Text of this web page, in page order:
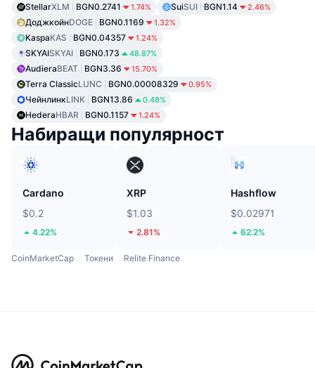
StellarXLM BGN0.2741 1.74% SuiSUI BGN1.14 2.46%
ДоджкойнDOGE BGN0.1169 1.32%
KaspaKAS BGN0.04357 1.24%
SKYAISKYAI BGN0.173 48.87%
AudieraBEAT BGN3.36 15.70%
Terra ClassicLUNC BGN0.00008329 0.95%
ЧейнлинкLINK BGN13.86 0.48%
HederaHBAR BGN0.1157 1.24%
Набиращи популярност
Cardano
$0.2
4.22%
XRP
$1.03
2.81%
Hashflow
$0.02971
62.2%
CoinMarketCap Токени Relite Finance